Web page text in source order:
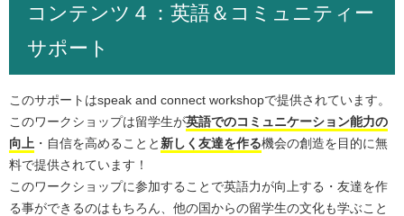
コンテンツ４：英語＆コミュニティー
サポート
このサポートはspeak and connect workshopで提供されています。
このワークショップは留学生が英語でのコミュニケーション能力の
向上 ・自信を高めることと 新しく友達を作る機会の創造を目的に無
料で提供されています！
このワークショップに参加することで英語力が向上する・友達を作
る事ができるのはもちろん、他の国からの留学生の文化も学ぶこと